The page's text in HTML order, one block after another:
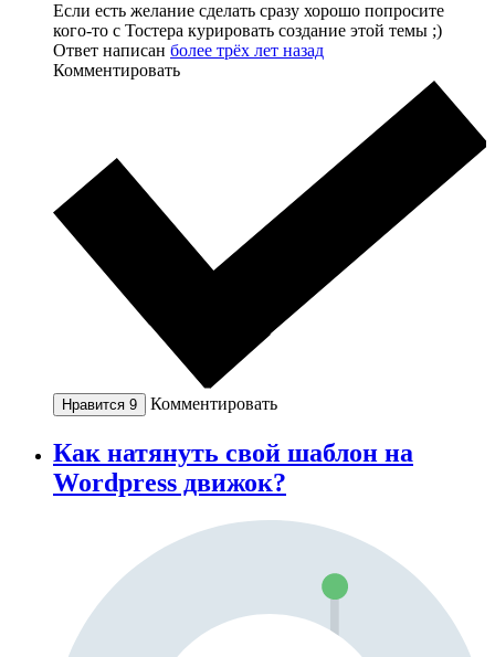
Если есть желание сделать сразу хорошо попросите
кого-то с Тостера курировать создание этой темы ;)
Ответ написан более трёх лет назад
Комментировать
Нравится 9 Комментировать
Как натянуть свой шаблон на
Wordpress движок?